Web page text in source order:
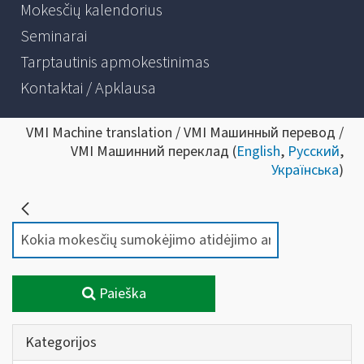
Mokesčių kalendorius
Seminarai
Tarptautinis apmokestinimas
Kontaktai / Apklausa
VMI Machine translation / VMI Машинный перевод /
VMI Машинний переклад (English, Русский,
Українська)
Paieška
Kategorijos